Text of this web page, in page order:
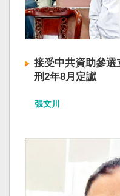
接受中共資助參選
刑2年8月定讞
張文川